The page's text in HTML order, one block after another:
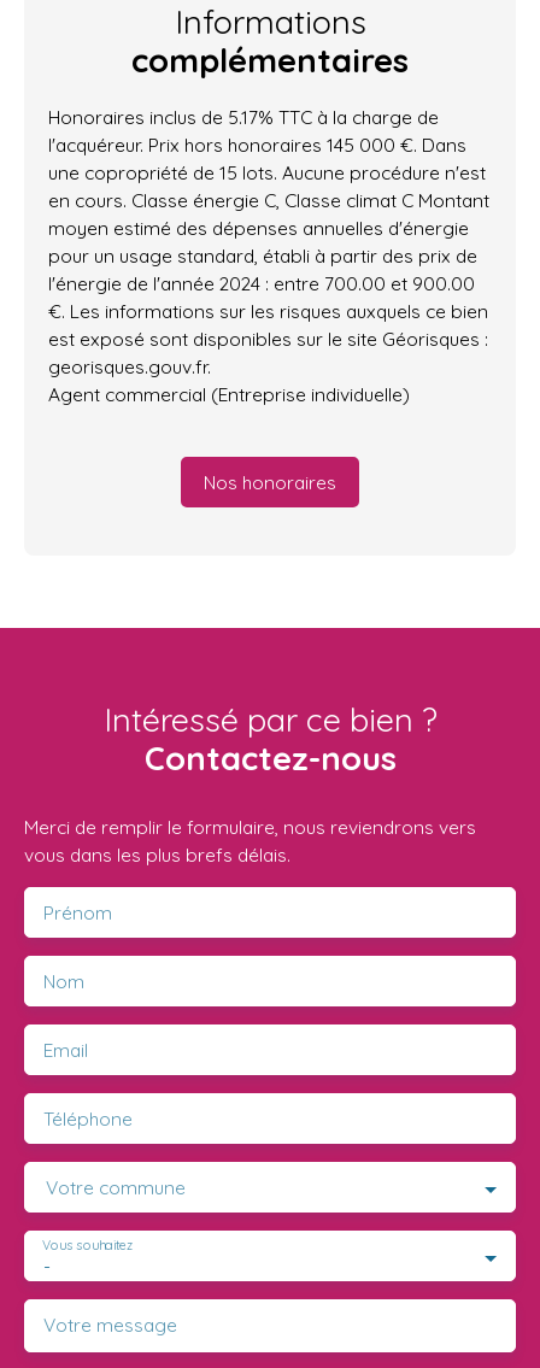
Informations
complémentaires
Honoraires inclus de 5.17% TTC à la charge de
l'acquéreur. Prix hors honoraires 145 000 €. Dans
une copropriété de 15 lots. Aucune procédure n'est
en cours. Classe énergie C, Classe climat C Montant
moyen estimé des dépenses annuelles d'énergie
pour un usage standard, établi à partir des prix de
l'énergie de l'année 2024 : entre 700.00 et 900.00
€. Les informations sur les risques auxquels ce bien
est exposé sont disponibles sur le site Géorisques :
georisques.gouv.fr.
Agent commercial (Entreprise individuelle)
Nos honoraires
Intéressé par ce bien ?
Contactez-nous
Merci de remplir le formulaire, nous reviendrons vers
vous dans les plus brefs délais.
Prénom
Nom
Email
Téléphone
Votre commune
-
Vous souhaitez
Votre message